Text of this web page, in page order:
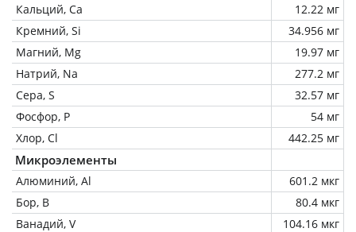
Кальций, Ca
12.22 мг
Кремний, Si
34.956 мг
Магний, Mg
19.97 мг
Натрий, Na
277.2 мг
Сера, S
32.57 мг
Фосфор, P
54 мг
Хлор, Cl
442.25 мг
Микроэлементы
Алюминий, Al
601.2 мкг
Бор, B
80.4 мкг
Ванадий, V
104.16 мкг